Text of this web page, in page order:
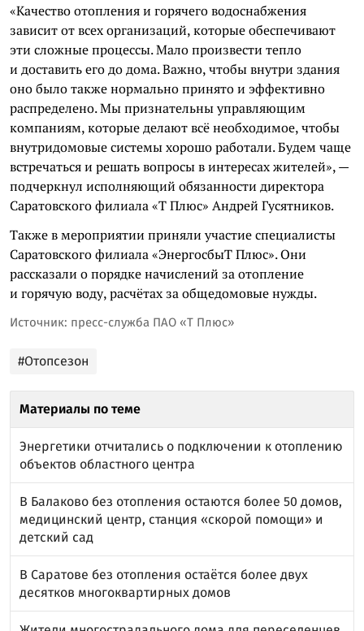
«Качество отопления и горячего водоснабжения
зависит от всех организаций, которые обеспечивают
эти сложные процессы. Мало произвести тепло
и доставить его до дома. Важно, чтобы внутри здания
оно было также нормально принято и эффективно
распределено. Мы признательны управляющим
компаниям, которые делают всё необходимое, чтобы
внутридомовые системы хорошо работали. Будем чаще
встречаться и решать вопросы в интересах жителей», —
подчеркнул исполняющий обязанности директора
Саратовского филиала «Т Плюс» Андрей Гусятников.
Также в мероприятии приняли участие специалисты
Саратовского филиала «ЭнергосбыТ Плюс». Они
рассказали о порядке начислений за отопление
и горячую воду, расчётах за общедомовые нужды.
Источник: пресс-служба ПАО «Т Плюс»
#Отопсезон
Материалы по теме
Энергетики отчитались о подключении к отоплению
объектов областного центра
В Балаково без отопления остаются более 50 домов,
медицинский центр, станция «скорой помощи» и
детский сад
В Саратове без отопления остаётся более двух
десятков многоквартирных домов